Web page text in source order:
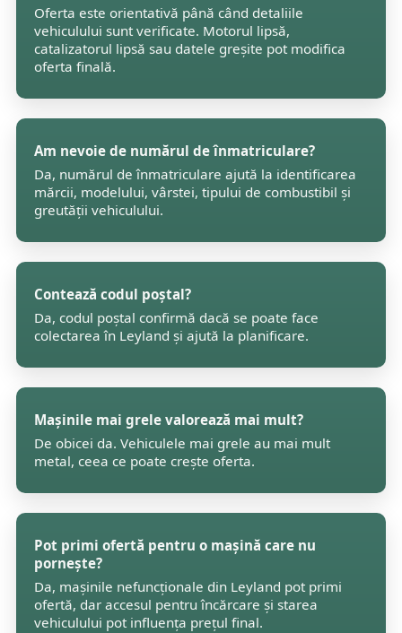
Oferta este orientativă până când detaliile
vehiculului sunt verificate. Motorul lipsă,
catalizatorul lipsă sau datele greșite pot modifica
oferta finală.
Am nevoie de numărul de înmatriculare?
Da, numărul de înmatriculare ajută la identificarea
mărcii, modelului, vârstei, tipului de combustibil și
greutății vehiculului.
Contează codul poștal?
Da, codul poștal confirmă dacă se poate face
colectarea în Leyland și ajută la planificare.
Mașinile mai grele valorează mai mult?
De obicei da. Vehiculele mai grele au mai mult
metal, ceea ce poate crește oferta.
Pot primi ofertă pentru o mașină care nu
pornește?
Da, mașinile nefuncționale din Leyland pot primi
ofertă, dar accesul pentru încărcare și starea
vehiculului pot influența prețul final.